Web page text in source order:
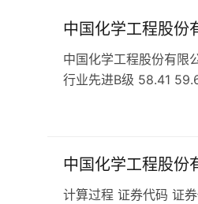
中国化学工程股份
中国化学工程股份有限
行业先进B级 58.41
中国化学工程股份
计算过程 证券代码 证